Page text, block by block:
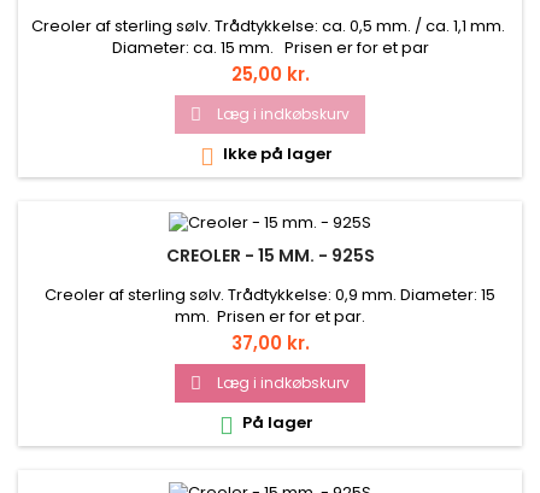
Creoler af sterling sølv. Trådtykkelse: ca. 0,5 mm. / ca. 1,1 mm.
Diameter: ca. 15 mm. Prisen er for et par
Pris
25,00 kr.
 Læg i indkøbskurv
 Ikke på lager
CREOLER - 15 MM. - 925S
Creoler af sterling sølv. Trådtykkelse: 0,9 mm. Diameter: 15
mm. Prisen er for et par.
Pris
37,00 kr.
 Læg i indkøbskurv
 På lager